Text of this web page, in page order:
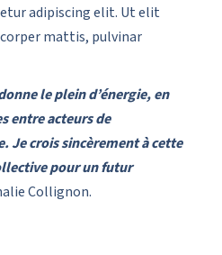
adipiscing elit. Ut elit
mattis, pulvinar
le plein d’énergie, en
entre acteurs de
Je crois sincèrement à cette
pour un futur
Collignon.